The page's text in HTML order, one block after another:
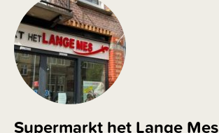
Supermarkt het Lange Mes